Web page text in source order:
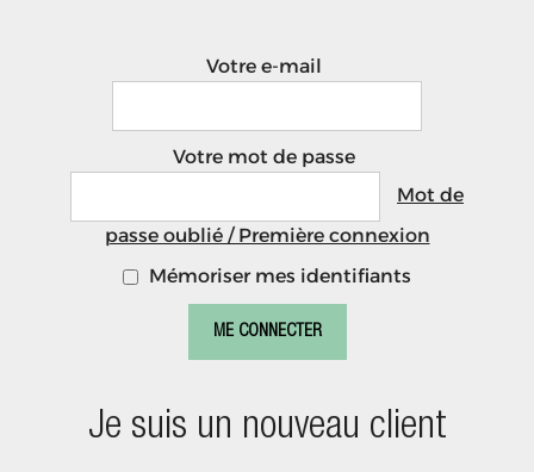
Votre e-mail
Votre mot de passe
Mot de
passe oublié / Première connexion
Mémoriser mes identifiants
Je suis un nouveau client